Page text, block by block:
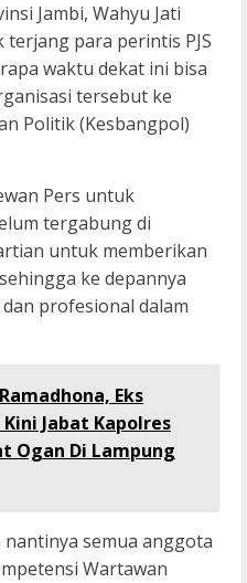
Jambi, Wahyu Jati
para perintis PJS
waktu dekat ini bisa
tersebut ke
Politik (Kesbangpol)
Pers untuk
tergabung di
untuk memberikan
ke depannya
profesional dalam
Eks
Jabat Kapolres
Ogan Di Lampung
nantinya semua anggota
Wartawan